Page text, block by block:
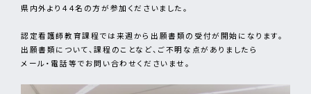
県内外より４４名の方が参加くださいました。
認定看護師教育課程では来週から出願書類の受付が開始になります。
出願書類について、課程のことなど、ご不明な点がありましたら
メール・電話等でお問い合わせくださいませ。